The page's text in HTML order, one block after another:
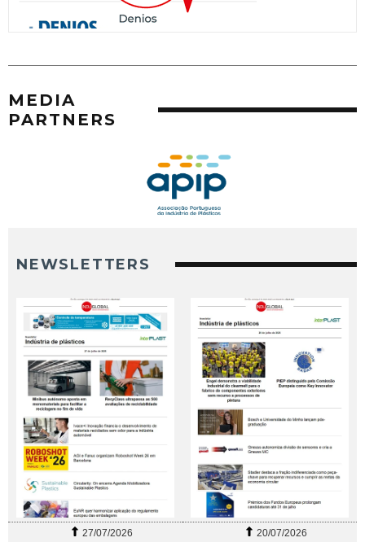
MEDIA
PARTNERS
NEWSLETTERS
27/07/2026 20/07/2026